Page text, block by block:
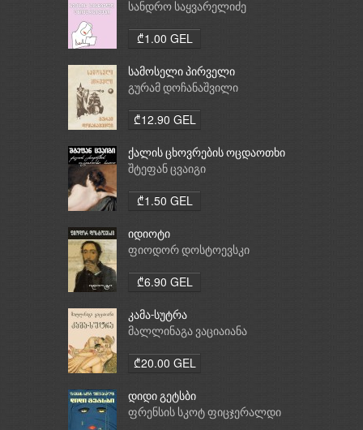
სანდრო საყვარელიძე
₾1.00 GEL
სამოსელი პირველი
გურამ დოჩანაშვილი
₾12.90 GEL
ქალის ცხოვრების ოცდაოთხი
საათი
შტეფან ცვაიგი
₾1.50 GEL
იდიოტი
ფიოდორ დოსტოევსკი
₾6.90 GEL
კამა-სუტრა
მალლინაგა ვაციაიანა
₾20.00 GEL
დიდი გეტსბი
ფრენსის სკოტ ფიცჯერალდი